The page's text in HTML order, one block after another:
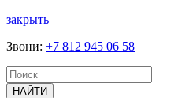
закрыть
Звони: +7 812 945 06 58
НАЙТИ